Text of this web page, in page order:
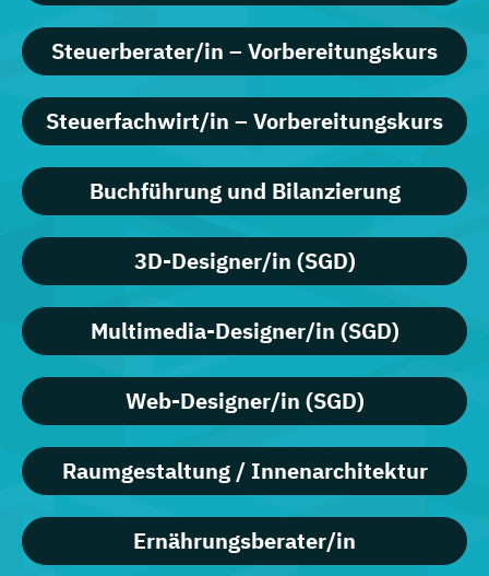
Steuerberater/in – Vorbereitungskurs
Steuerfachwirt/in – Vorbereitungskurs
Buchführung und Bilanzierung
3D-Designer/in (SGD)
Multimedia-Designer/in (SGD)
Web-Designer/in (SGD)
Raumgestaltung / Innenarchitektur
Ernährungsberater/in